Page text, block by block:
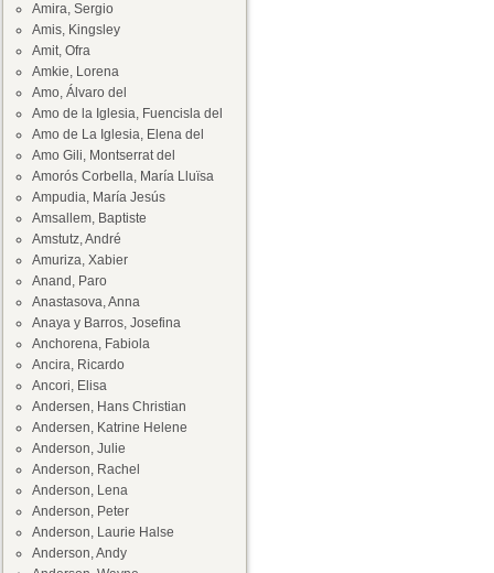
Amira, Sergio
Amis, Kingsley
Amit, Ofra
Amkie, Lorena
Amo, Álvaro del
Amo de la Iglesia, Fuencisla del
Amo de La Iglesia, Elena del
Amo Gili, Montserrat del
Amorós Corbella, María Lluïsa
Ampudia, María Jesús
Amsallem, Baptiste
Amstutz, André
Amuriza, Xabier
Anand, Paro
Anastasova, Anna
Anaya y Barros, Josefina
Anchorena, Fabiola
Ancira, Ricardo
Ancori, Elisa
Andersen, Hans Christian
Andersen, Katrine Helene
Anderson, Julie
Anderson, Rachel
Anderson, Lena
Anderson, Peter
Anderson, Laurie Halse
Anderson, Andy